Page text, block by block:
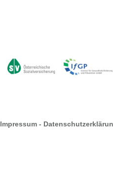
Impressum -